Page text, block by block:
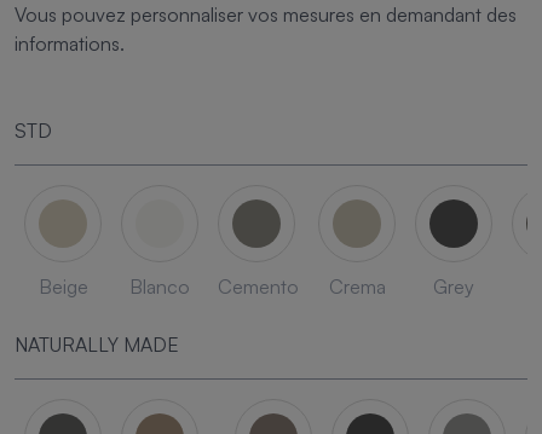
Vous pouvez personnaliser vos mesures en demandant des
informations.
STD
Beige Blanco Cemento Crema Grey
NATURALLY MADE